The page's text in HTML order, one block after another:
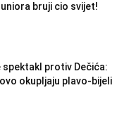
bruji cio svijet!
protiv Dečića:
okupljaju plavo-bijeli